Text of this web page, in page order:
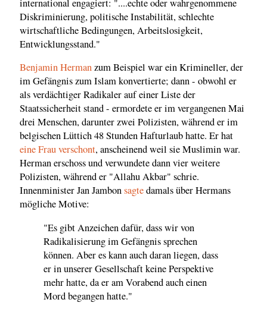
international engagiert: "....echte oder wahrgenommene
Diskriminierung, politische Instabilität, schlechte
wirtschaftliche Bedingungen, Arbeitslosigkeit,
Entwicklungsstand."
Benjamin Hermanzum Beispiel war ein Krimineller, der
im Gefängnis zum Islam konvertierte; dann - obwohl er
als verdächtiger Radikaler auf einer Liste der
Staatssicherheit stand - ermordete er im vergangenen Mai
drei Menschen, darunter zwei Polizisten, während er im
belgischen Lüttich 48 Stunden Hafturlaub hatte. Er hat
eine Frau verschont, anscheinend weil sie Muslimin war.
Herman erschoss und verwundete dann vier weitere
Polizisten, während er "Allahu Akbar" schrie.
Innenminister Jan Jambonsagtedamals über Hermans
mögliche Motive:
"Es gibt Anzeichen dafür, dass wir von
Radikalisierung im Gefängnis sprechen
können. Aber es kann auch daran liegen, dass
er in unserer Gesellschaft keine Perspektive
mehr hatte, da er am Vorabend auch einen
Mord begangen hatte."